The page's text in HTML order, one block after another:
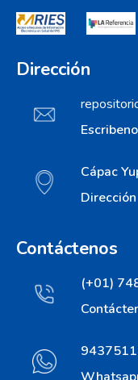
Dirección
Cápac
Dirección
Contáctenos
(+01)